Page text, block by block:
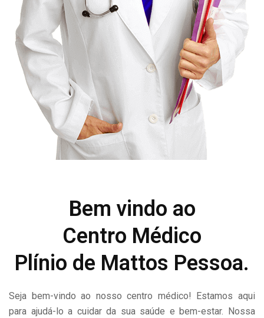
Bem vindo ao
Centro Médico
Plínio de Mattos Pessoa.
Seja bem-vindo ao nosso centro médico! Estamos aqui
para ajudá-lo a cuidar da sua saúde e bem-estar. Nossa